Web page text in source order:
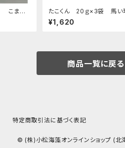
たこくん 20ｇ×3袋 馬い
¥1,620
商品一覧に戻る
特定商取引法に基づく表記
© (株)小松海藻オンラインショップ (